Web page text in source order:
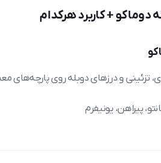
دوماکو + کاربرد هرکدام
تزئینی و درزهای دوبله روی پارچه‌های
پیراهن، یونیفرم